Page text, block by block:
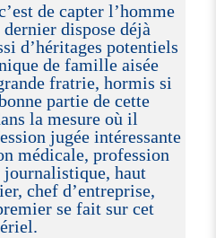
de capter l’homme
dispose déjà
d’héritages potentiels
de famille aisée
fratrie, hormis si
partie de cette
la mesure où il
jugée intéressante
médicale, profession
haut
chef d’entreprise,
se fait sur cet